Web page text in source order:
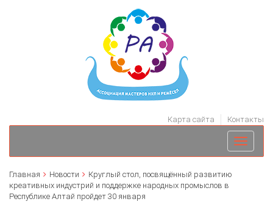
Карта сайта Контакты
Toggle
Главная Новости
Круглый стол, посвящённый развитию
креативных индустрий и поддержке народных промыслов в
Республике Алтай пройдет 30 января